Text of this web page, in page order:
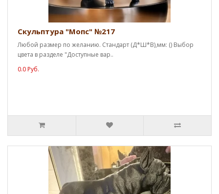
Скульптура "Мопс" №217
Любой размер по желанию. Стандарт (Д*Ш*В),мм: () Выбор
цвета в разделе "Доступные вар..
0.0 Руб.